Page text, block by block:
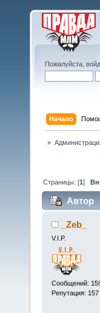
Пожалуйста,
Начало
»
Страницы: [1]
Автор
_Zeb_
V.I.P.
Сообщений:
Репутация: 157